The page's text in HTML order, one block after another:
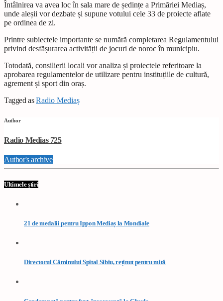
Întâlnirea va avea loc în sala mare de ședințe a Primăriei Mediaș,
unde aleșii vor dezbate și supune votului cele 33 de proiecte aflate
pe ordinea de zi.
Printre subiectele importante se numără completarea Regulamentului
privind desfășurarea activității de jocuri de noroc în municipiu.
Totodată, consilierii locali vor analiza și proiectele referitoare la
aprobarea regulamentelor de utilizare pentru instituțiile de cultură,
agrement și sport din oraș.
Tagged asRadio Mediaș
Author
Radio Medias 725
Author's archive
Ultimele știri
21 de medalii pentru Ippon Mediaș la Mondiale
Directorul Căminului Spital Sibiu, reținut pentru mită